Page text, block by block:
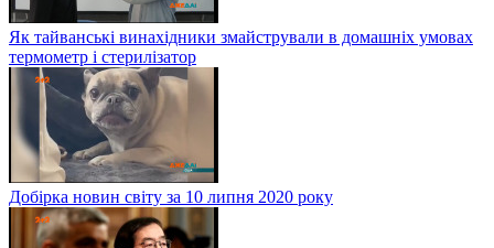
Як тайванські винахідники змайстрували в домашніх умовах
термометр і стерилізатор
Добірка новин світу за 10 липня 2020 року